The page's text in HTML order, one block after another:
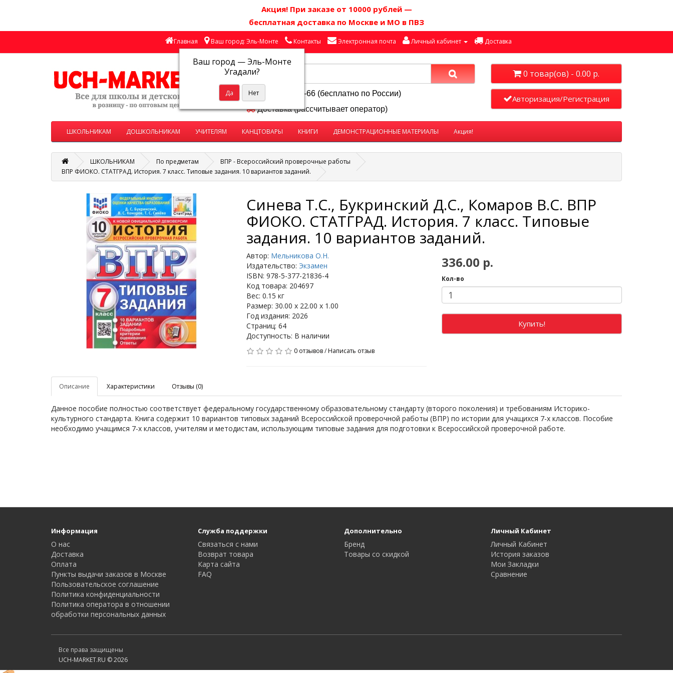
Акция! При заказе от 10000 рублей —
бесплатная доставка по Москве и МО в ПВЗ
Главная Ваш город: Эль-Монте
Ваш город —Эль-Монте
Угадали?
Контакты Электронная почта Личный кабинет Доставка
0 товар(ов) - 0.00 р.
8-800-250-58-66 (бесплатно по России)
Доставка (рассчитывает оператор)
Авторизация/Регистрация
ШКОЛЬНИКАМ ДОШКОЛЬНИКАМ УЧИТЕЛЯМ КАНЦТОВАРЫ КНИГИ ДЕМОНСТРАЦИОННЫЕ МАТЕРИАЛЫ Акция!
ШКОЛЬНИКАМ По предметам
ВПР - Всероссийский проверочные работы
ВПР ФИОКО. СТАТГРАД. История. 7 класс. Типовые задания. 10 вариантов заданий.
Синева Т.С., Букринский Д.С., Комаров В.С. ВПР
ФИОКО. СТАТГРАД. История. 7 класс. Типовые
задания. 10 вариантов заданий.
Автор: Мельникова О.Н.
Издательство: Экзамен
ISBN: 978-5-377-21836-4
Код товара: 204697
Вес: 0.15 кг
Размер: 30.00 x 22.00 x 1.00
Год издания: 2026
Страниц: 64
Доступность: В наличии
0 отзывов/Написать отзыв
336.00 р.
Кол-во
Купить!
Описание Характеристики Отзывы (0)
Данное пособие полностью соответствует федеральному государственному образовательному стандарту (второго поколения) и требованиям Историко-
культурного стандарта. Книга содержит 10 вариантов типовых заданий Всероссийской проверочной работы (ВПР) по истории для учащихся 7-х классов. Пособие
необходимо учащимся 7-х классов, учителям и методистам, использующим типовые задания для подготовки к Всероссийской проверочной работе.
Информация
О нас
Доставка
Оплата
Пункты выдачи заказов в Москве
Пользовательское соглашение
Политика конфиденциальности
Политика оператора в отношении
обработки персональных данных
Служба поддержки
Связаться с нами
Возврат товара
Карта сайта
FAQ
Дополнительно
Бренд
Товары со скидкой
Личный Кабинет
Личный Кабинет
История заказов
Мои Закладки
Сравнение
Все права защищены
UCH-MARKET.RU © 2026